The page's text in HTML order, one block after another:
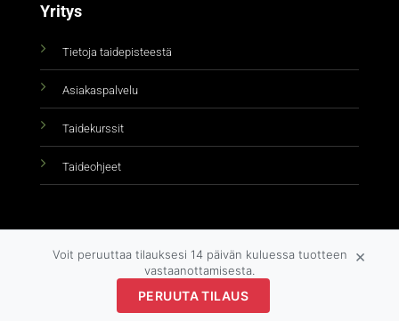
Yritys
Tietoja taidepisteestä
Asiakaspalvelu
Taidekurssit
Taideohjeet
Copyright 2026 ©taidepiste.fi
Voit peruuttaa tilauksesi 14 päivän kuluessa tuotteen
vastaanottamisesta.
PERUUTA TILAUS
×